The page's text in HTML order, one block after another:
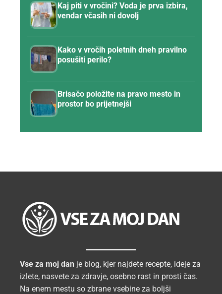
Kaj piti v vročini? Voda je prva izbira,
vendar včasih ni dovolj
Kako v vročih poletnih dneh pravilno
posušiti perilo?
Brisačo položite na pravo mesto in
prostor bo prijetnejši
Vse za moj dan je blog, kjer najdete recepte, ideje za
izlete, nasvete za zdravje, osebno rast in prosti čas.
Na enem mestu so zbrane vsebine za boljši